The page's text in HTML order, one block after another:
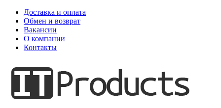
Доставка и оплата
Обмен и возврат
Вакансии
О компании
Контакты